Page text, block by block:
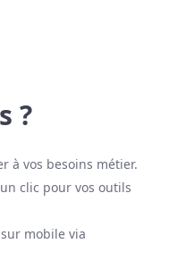
?
à vos besoins métier.
clic pour vos outils
mobile via